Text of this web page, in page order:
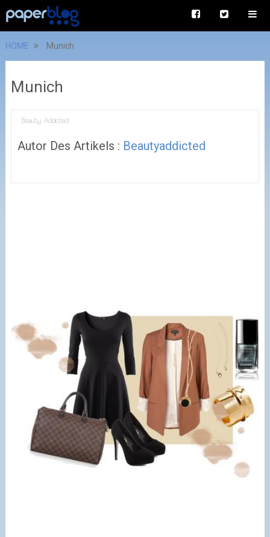
HOME Munich
Munich
Autor Des Artikels : Beautyaddicted